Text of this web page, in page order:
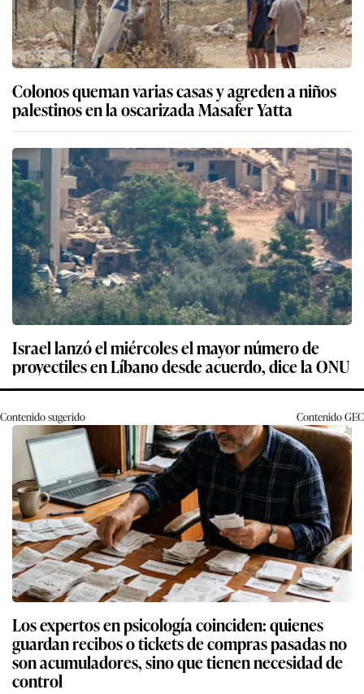
Colonos queman varias casas y agreden a niños
palestinos en la oscarizada Masafer Yatta
Israel lanzó el miércoles el mayor número de
proyectiles en Líbano desde acuerdo, dice la ONU
Contenido sugerido ContenidoGEC
Los expertos en psicología coinciden: quienes
guardan recibos o tickets de compras pasadas no
son acumuladores, sino que tienen necesidad de
control